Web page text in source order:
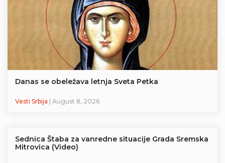
Danas se obeležava letnja Sveta Petka
Vesti Srbija | August 8, 2026
Sednica Štaba za vanredne situacije Grada Sremska
Mitrovica (Video)